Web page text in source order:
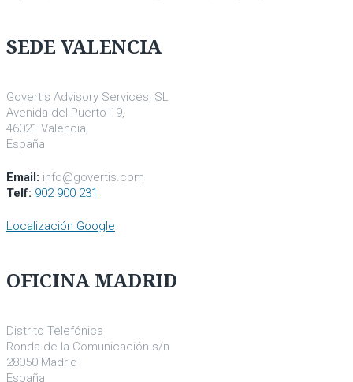
SEDE VALENCIA
Govertis Advisory Services, SL
Avenida del Puerto 19,
46021 Valencia,
España
Email: info@govertis.com
Telf: 902 900 231
Localización Google
OFICINA MADRID
Distrito Telefónica
Ronda de la Comunicación s/n
28050 Madrid
España